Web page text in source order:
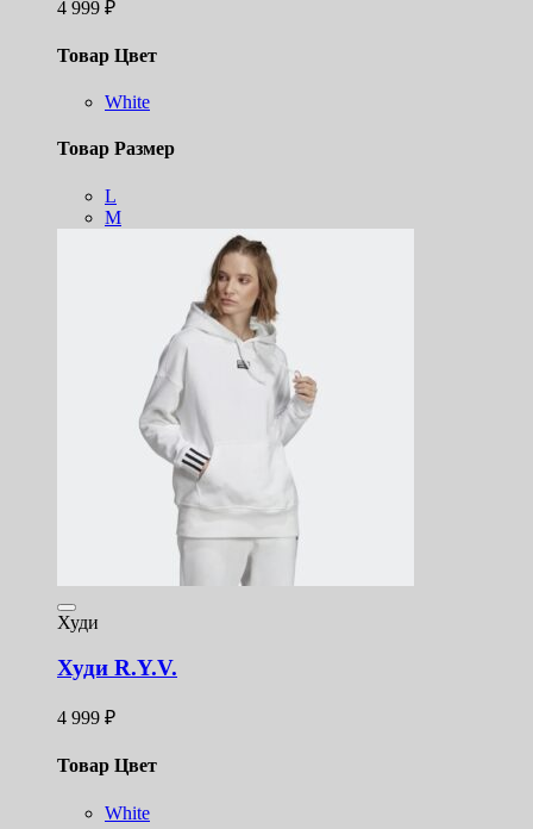
4 999 ₽
Товар Цвет
White
Товар Размер
L
M
Худи
Худи R.Y.V.
4 999 ₽
Товар Цвет
White